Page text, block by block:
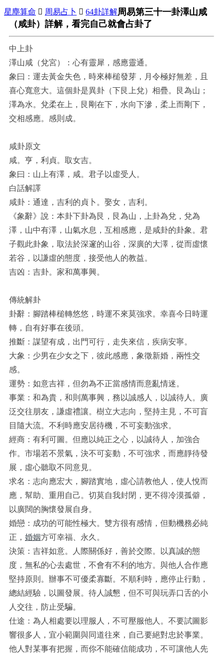
星塵算命  周易占卜  64卦詳解周易第三十一卦澤山咸
（咸卦）詳解，看完自己就會占卦了
中上卦
澤山咸（兌宮）：心有靈犀，感應靈通。
象曰：運去黃金失色，時來棒槌發芽，月令極好無差，且
喜心寬意大。這個卦是異卦（下艮上兌）相疊。艮為山；
澤為水。兌柔在上，艮剛在下，水向下滲，柔上而剛下，
交相感應。感則成。
咸卦原文
咸。亨，利貞。取女吉。
象曰：山上有澤，咸。君子以虛受人。
白話解譯
咸卦：通達，吉利的貞卜。娶女，吉利。
《象辭》說：本卦下卦為艮，艮為山，上卦為兌，兌為
澤，山中有澤，山氣水息，互相感應，是咸卦的卦象。君
子觀此卦象，取法於深邃的山谷，深廣的大澤，從而虛懷
若谷，以謙虛的態度，接受他人的教益。
吉凶：吉卦。家和萬事興。
傳統解卦
卦辭：腳踏棒槌轉悠悠，時運不來莫強求。幸喜今日時運
轉，自有好事在後頭。
推斷：謀望有成，出門可行，走失來信，疾病安寧。
大象：少男在少女之下，彼此感應，象徵新婚，兩性交
感。
運勢：如意吉祥，但勿為不正當感情而意亂情迷。
事業：和為貴，和則萬事興，務以誠感人，以誠待人。廣
泛交往朋友，謙虛禮讓。樹立大志向，堅持主見，不可盲
目隨大流。不利時應安居待機，不可妄動強求。
經商：有利可圖。但應以純正之心，以誠待人，加強合
作。市場若不景氣，決不可妄動，不可強求，而應靜待發
展，虛心聽取不同意見。
求名：志向應宏大，腳踏實地，虛心請教他人，使人悅而
應，幫助、重用自己。切莫自我封閉，更不得冷漠孤僻，
以廣闊的胸懷發展自身。
婚戀：成功的可能性極大。雙方很有感情，但動機務必純
正， 婚姻方可幸福、永久。
決策：吉祥如意。人際關係好，善於交際。以真誠的態
度，無私的心去處世，不會有不利的地方。與他人合作應
堅持原則。辦事不可優柔寡斷。不順利時，應停止行動，
總結經驗，以圖發展。待人誠懇，但不可與玩弄口舌的小
人交往，防止受騙。
仕途：為人相處要以理服人，不可壓服他人。不要試圖影
響很多人，宜小範圍與同道往來，自己要絕對忠於事業。
他人對某事有把握，而你不能確信能成功，不可讓他人先